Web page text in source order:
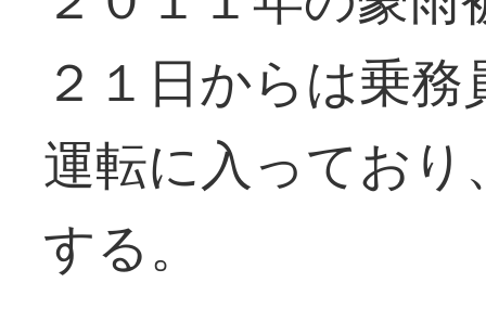
２１日からは乗
運転に入ってお
する。